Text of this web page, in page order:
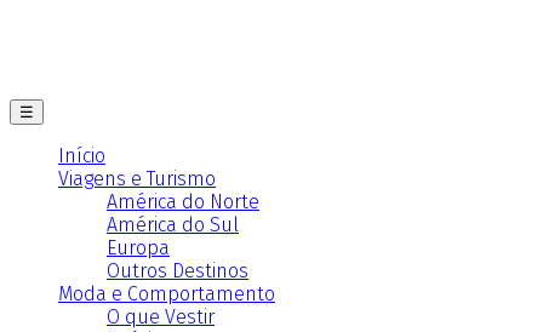
☰
Início
Viagens e Turismo
América do Norte
América do Sul
Europa
Outros Destinos
Moda e Comportamento
O que Vestir